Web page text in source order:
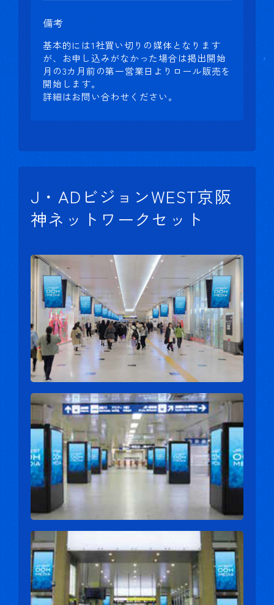
備考
基本的には1社買い切りの媒体となります
が、お申し込みがなかった場合は掲出開始
月の3カ月前の第一営業日よりロール販売を
開始します。
詳細はお問い合わせください。
J・ADビジョンWEST京阪
神ネットワークセット